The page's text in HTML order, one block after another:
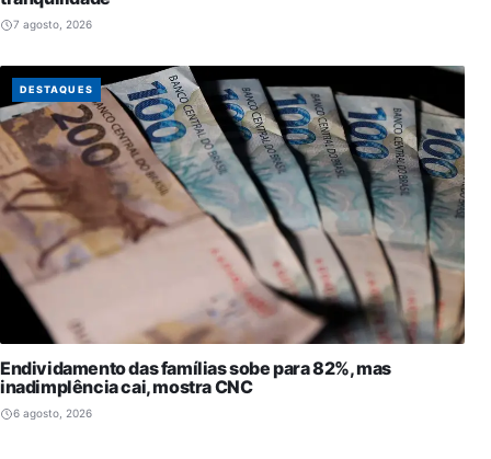
7 agosto, 2026
DESTAQUES
Endividamento das famílias sobe para 82%, mas
inadimplência cai, mostra CNC
6 agosto, 2026